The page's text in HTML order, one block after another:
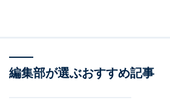
「湯郷温泉」周辺には何がある？
編集部が選ぶおすすめ記事